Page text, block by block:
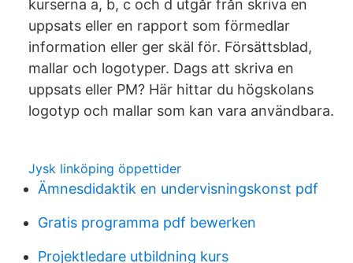
kurserna a, b, c och d utgår från skriva en
uppsats eller en rapport som förmedlar
information eller ger skäl för. Försättsblad,
mallar och logotyper. Dags att skriva en
uppsats eller PM? Här hittar du högskolans
logotyp och mallar som kan vara användbara.
Jysk linköping öppettider
Ämnesdidaktik en undervisningskonst pdf
Gratis programma pdf bewerken
Projektledare utbildning kurs